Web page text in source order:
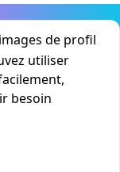
de profil
utiliser
besoin